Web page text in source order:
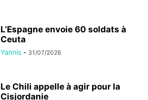
L’Espagne envoie 60 soldats à
Ceuta
Yannis - 31/07/2026
Le Chili appelle à agir pour la
Cisjordanie